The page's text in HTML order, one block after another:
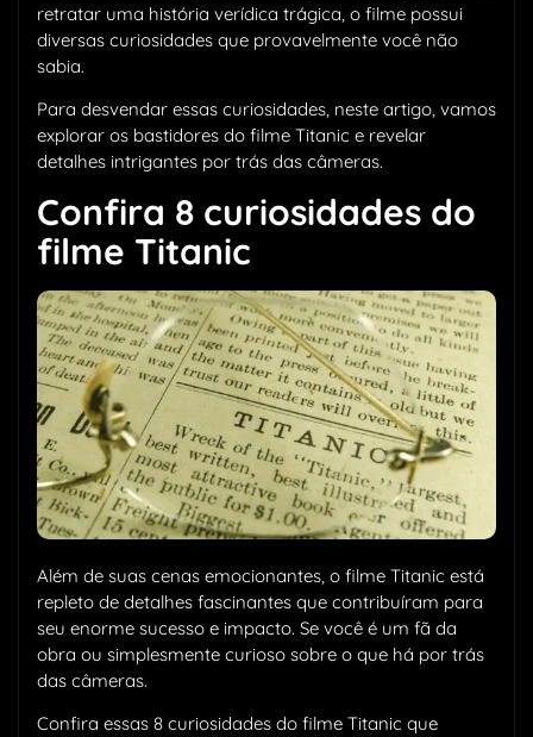
retratar uma história verídica trágica, o filme possui
diversas curiosidades que provavelmente você não
sabia.
Para desvendar essas curiosidades, neste artigo, vamos
explorar os bastidores do filme Titanic e revelar
detalhes intrigantes por trás das câmeras.
Confira 8 curiosidades do
filme Titanic
Além de suas cenas emocionantes, o filme Titanic está
repleto de detalhes fascinantes que contribuíram para
seu enorme sucesso e impacto. Se você é um fã da
obra ou simplesmente curioso sobre o que há por trás
das câmeras.
Confira essas 8 curiosidades do filme Titanic que